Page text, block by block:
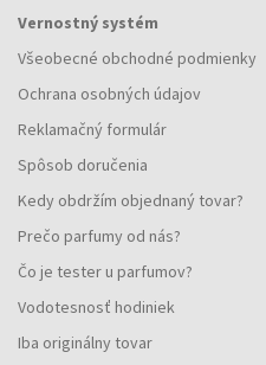
Vernostný systém
Všeobecné obchodné podmienky
Ochrana osobných údajov
Reklamačný formulár
Spôsob doručenia
Kedy obdržím objednaný tovar?
Prečo parfumy od nás?
Čo je tester u parfumov?
Vodotesnosť hodiniek
Iba originálny tovar